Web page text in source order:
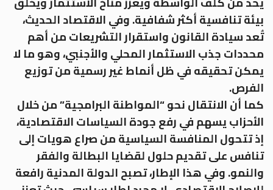
بيئة تنافسية أكثر شفافية. وفي الاقتصاد الحديث،
تُعد سيادة القانون واستقرار التشريعات من أهم
محددات جذب الاستثمار المحلي والأجنبي، وهو ما لا
يمكن تحقيقه في ظل أنماط غير رسمية من توزيع
الفرص.
كما أن الانتقال نحو “المواطنة البرامجية” من خلال
الأحزاب يسهم في رفع جودة السياسات الاقتصادية،
إذ تتحول المنافسة السياسية من صراع هويات إلى
تنافس على تقديم حلول لقضايا البطالة والفقر
والنمو. وفي هذا الإطار، تصبح الدولة المدنية رافعة